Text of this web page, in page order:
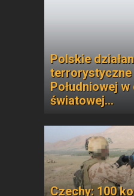
Polskie
terrorystyczne
Południowej
światowej...
Czechy: 100